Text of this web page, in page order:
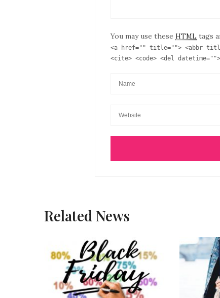
You may use these HTML tags
<a href="" title=""> <abbr
<cite> <code> <del
Related News